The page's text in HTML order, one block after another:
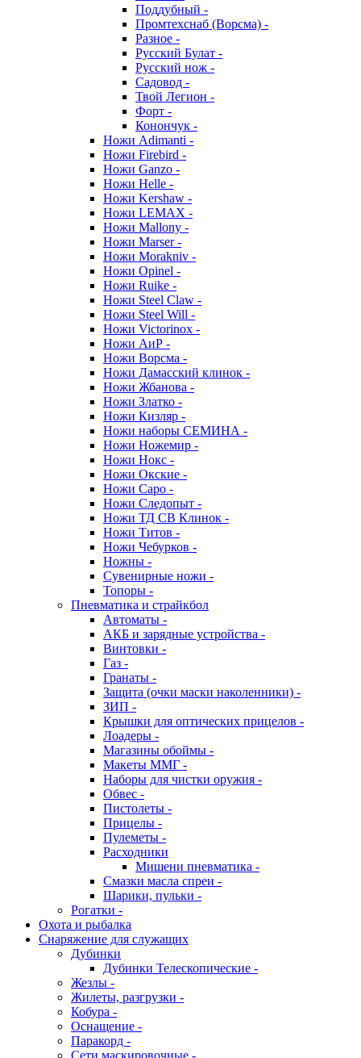
Поддубный -
Промтехснаб (Ворсма) -
Разное -
Русский Булат -
Русский нож -
Садовод -
Твой Легион -
Форт -
Конончук -
Ножи Adimanti -
Ножи Firebird -
Ножи Ganzo -
Ножи Helle -
Ножи Kershaw -
Ножи LEMAX -
Ножи Mallony -
Ножи Marser -
Ножи Morakniv -
Ножи Opinel -
Ножи Ruike -
Ножи Steel Claw -
Ножи Steel Will -
Ножи Victorinox -
Ножи АиР -
Ножи Ворсма -
Ножи Дамасский клинок -
Ножи Жбанова -
Ножи Златко -
Ножи Кизляр -
Ножи наборы СЕМИНА -
Ножи Ножемир -
Ножи Нокс -
Ножи Окские -
Ножи Саро -
Ножи Следопыт -
Ножи ТД СВ Клинок -
Ножи Титов -
Ножи Чебурков -
Ножны -
Сувенирные ножи -
Топоры -
Пневматика и страйкбол
Автоматы -
АКБ и зарядные устройства -
Винтовки -
Газ -
Гранаты -
Защита (очки маски наколенники) -
ЗИП -
Крышки для оптических прицелов -
Лоадеры -
Магазины обоймы -
Макеты ММГ -
Наборы для чистки оружия -
Обвес -
Пистолеты -
Прицелы -
Пулеметы -
Расходники
Мишени пневматика -
Смазки масла спреи -
Шарики, пульки -
Рогатки -
Охота и рыбалка
Снаряжение для служащих
Дубинки
Дубинки Телескопические -
Жезлы -
Жилеты, разгрузки -
Кобура -
Оснащение -
Паракорд -
Сети маскировочные -